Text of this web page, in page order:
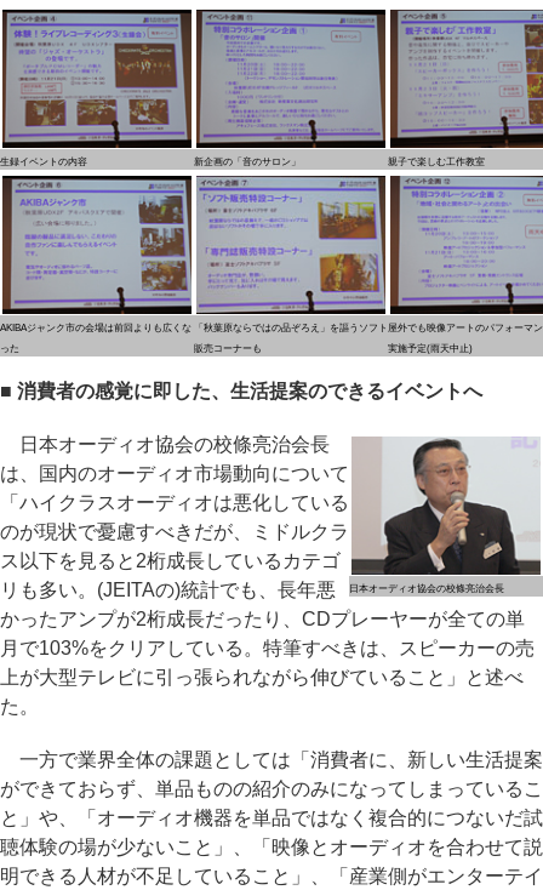
生録イベントの内容 新企画の「音のサロン」 親子で楽しむ工作教室
AKIBAジャンク市の会場は前回よりも広くな
った
「秋葉原ならではの品ぞろえ」を謳うソフト
販売コーナーも
屋外でも映像アートのパフォーマ
実施予定(雨天中止)
■ 消費者の感覚に即した、生活提案のできるイベントへ
日本オーディオ協会の校條亮治会長
日本オーディオ協会の校條亮治会長
は、国内のオーディオ市場動向について
「ハイクラスオーディオは悪化している
のが現状で憂慮すべきだが、ミドルクラ
ス以下を見ると2桁成長しているカテゴ
リも多い。(JEITAの)統計でも、長年悪
かったアンプが2桁成長だったり、CDプレーヤーが全ての単
月で103%をクリアしている。特筆すべきは、スピーカーの売
上が大型テレビに引っ張られながら伸びていること」と述べ
た。
一方で業界全体の課題としては「消費者に、新しい生活提案
ができておらず、単品ものの紹介のみになってしまっているこ
と」や、「オーディオ機器を単品ではなく複合的につないだ試
聴体験の場が少ないこと」、「映像とオーディオを合わせて説
明できる人材が不足していること」、「産業側がエンターテイ